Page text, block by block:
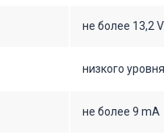
не более 13,2 V
низкого
не более 9 mA